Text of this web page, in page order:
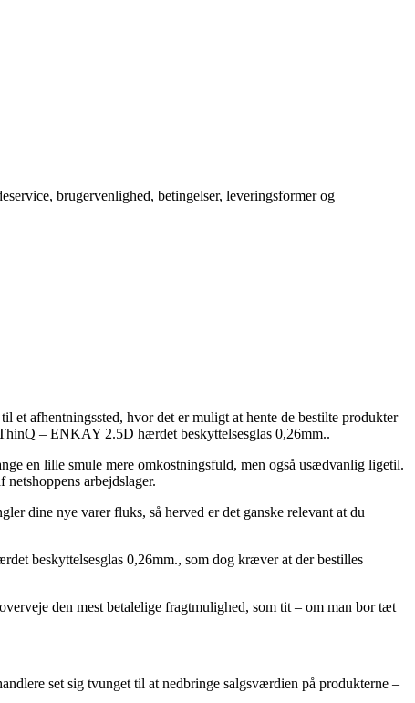
brugervenlighed, betingelser, leveringsformer og
et afhentningssted, hvor det er muligt at hente de bestilte produkter
– ENKAY 2.5D hærdet beskyttelsesglas 0,26mm..
en lille smule mere omkostningsfuld, men også usædvanlig ligetil.
arbejdslager.
dine nye varer fluks, så herved er det ganske relevant at du
beskyttelsesglas 0,26mm., som dog kræver at der bestilles
den mest betalelige fragtmulighed, som tit – om man bor tæt
set sig tvunget til at nedbringe salgsværdien på produkterne –